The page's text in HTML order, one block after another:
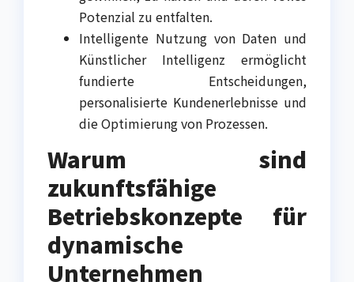
Potenzial zu entfalten.
Intelligente Nutzung von Daten und
Künstlicher Intelligenz ermöglicht
fundierte Entscheidungen,
personalisierte Kundenerlebnisse und
die Optimierung von Prozessen.
Warum sind
zukunftsfähige
Betriebskonzepte für
dynamische
Unternehmen